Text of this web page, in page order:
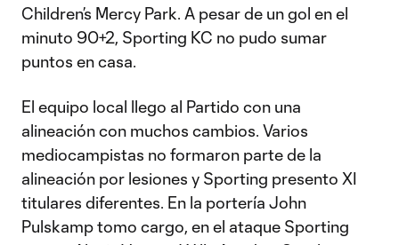
Children’s Mercy Park. A pesar de un gol en el
minuto 90+2, Sporting KC no pudo sumar
puntos en casa.
El equipo local llego al Partido con una
alineación con muchos cambios. Varios
mediocampistas no formaron parte de la
alineación por lesiones y Sporting presento XI
titulares diferentes. En la portería John
Pulskamp tomo cargo, en el ataque Sporting